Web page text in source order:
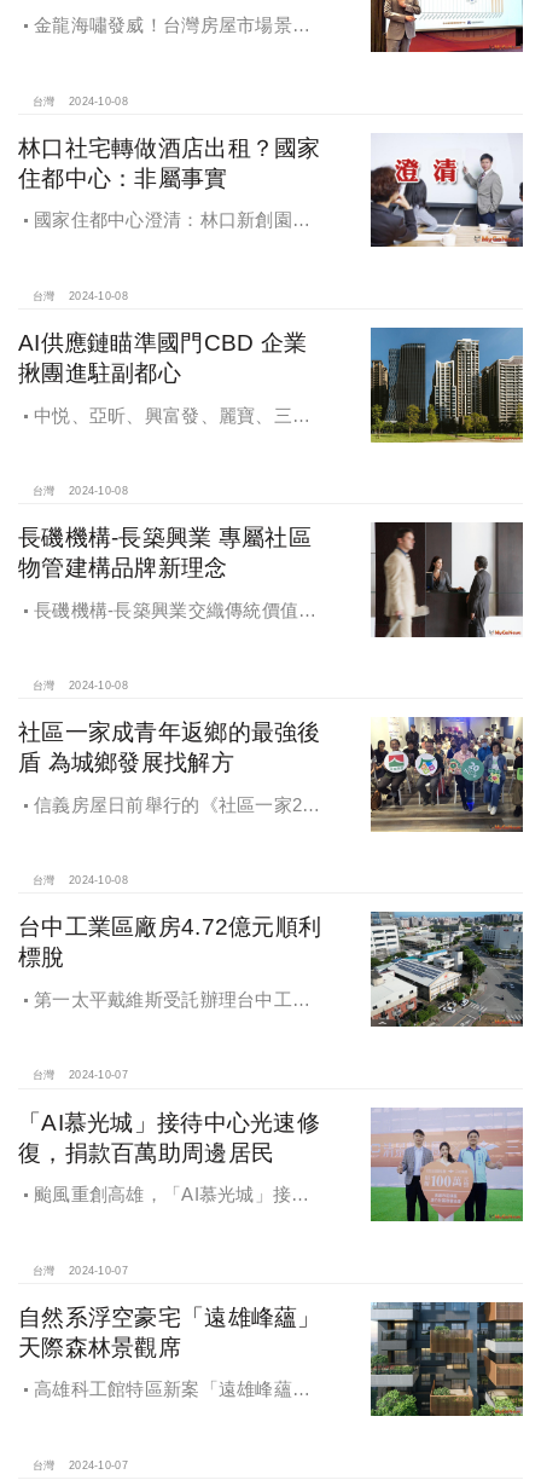
金龍海嘯發威！台灣房屋市場景氣
望全壘打
台灣 2024-10-08
林口社宅轉做酒店出租？國家
住都中心：非屬事實
國家住都中心澄清：林口新創園秉
台灣 2024-10-08
AI供應鏈瞄準國門CBD 企業
揪團進駐副都心
中悦、亞昕、興富發、麗寶、三發
未來還陸續有超過7萬坪辦公樓面積新
供給。
台灣 2024-10-08
長磯機構-長築興業 專屬社區
物管建構品牌新理念
長磯機構-長築興業交織傳統價值與
家邸「長築白樓1」
台灣 2024-10-08
社區一家成青年返鄉的最強後
盾 為城鄉發展找解方
信義房屋日前舉行的《社區一家20
彰化鬆勢三日節策展人劉孟豪分享他
們如何以創新思維和社區凝聚力，為
家鄉帶來改變和發展的故事。
台灣 2024-10-08
台中工業區廠房4.72億元順利
標脫
第一太平戴維斯受託辦理台中工業
價率5％。
台灣 2024-10-07
「AI慕光城」接待中心光速修
復，捐款百萬助周邊居民
颱風重創高雄，「AI慕光城」接待
民復原家園
台灣 2024-10-07
自然系浮空豪宅「遠雄峰蘊」
天際森林景觀席
高雄科工館特區新案「遠雄峰蘊」
台灣 2024-10-07